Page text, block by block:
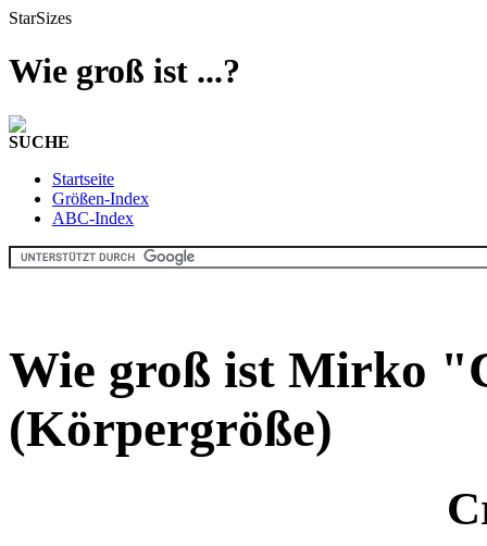
StarSizes
Wie groß ist ...?
SUCHE
Startseite
Größen-Index
ABC-Index
Wie groß ist Mirko
(Körpergröße)